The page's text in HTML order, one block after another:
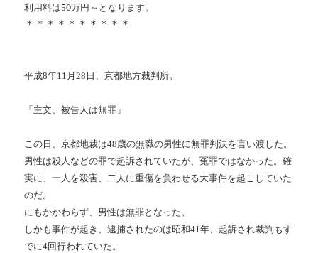
利用料は50万円～となります。
＊＊＊＊＊＊＊＊＊＊
平成8年11月28日、京都地方裁判所。
「主文、被告人は無罪」
この日、京都地裁は48歳の無職の男性に無罪判決を言い渡した。
男性は殺人などの罪で起訴されていたが、冤罪ではなかった。確
実に、一人を殺害、二人に重傷を負わせる大事件を起こしていた
のだ。
にもかかわらず、男性は無罪となった。
しかも事件が起き、逮捕されたのは昭和41年、起訴され裁判もす
でに4回行われていた。